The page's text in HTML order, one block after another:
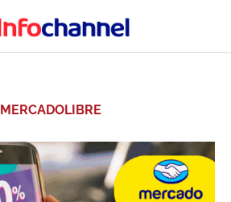
MERCADOLIBRE